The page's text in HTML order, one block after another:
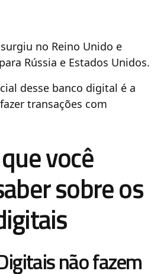
no Reino Unido e
Rússia e Estados Unidos.
desse banco digital é a
transações com
você
sobre os
não fazem